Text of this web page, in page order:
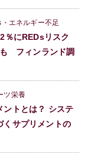
エネルギー不足
％にREDsリスク
フィンランド調
ツ栄養
ントとは？ システ
くサプリメントの